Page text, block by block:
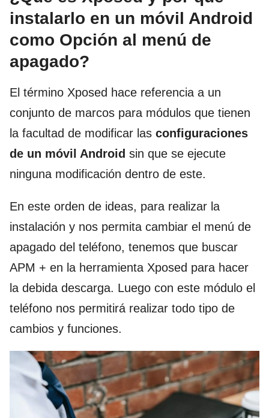
instalarlo en un móvil Android
como Opción al menú de
apagado?
El término Xposed hace referencia a un
conjunto de marcos para módulos que tienen
la facultad de modificar las configuraciones
de un móvil Android sin que se ejecute
ninguna modificación dentro de este.
En este orden de ideas, para realizar la
instalación y nos permita cambiar el menú de
apagado del teléfono, tenemos que buscar
APM + en la herramienta Xposed para hacer
la debida descarga. Luego con este módulo el
teléfono nos permitirá realizar todo tipo de
cambios y funciones.